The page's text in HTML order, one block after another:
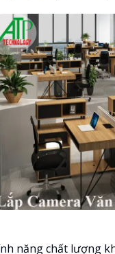
năng chất lượng